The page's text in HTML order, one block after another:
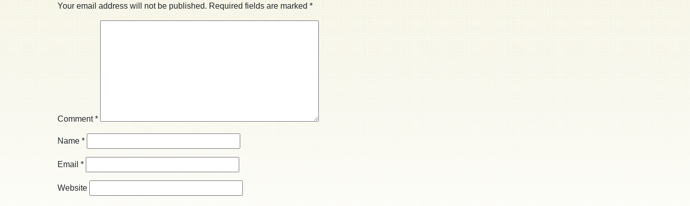
Your email address will not be published. Required fields are marked *
Comment*
Name *
Email *
Website